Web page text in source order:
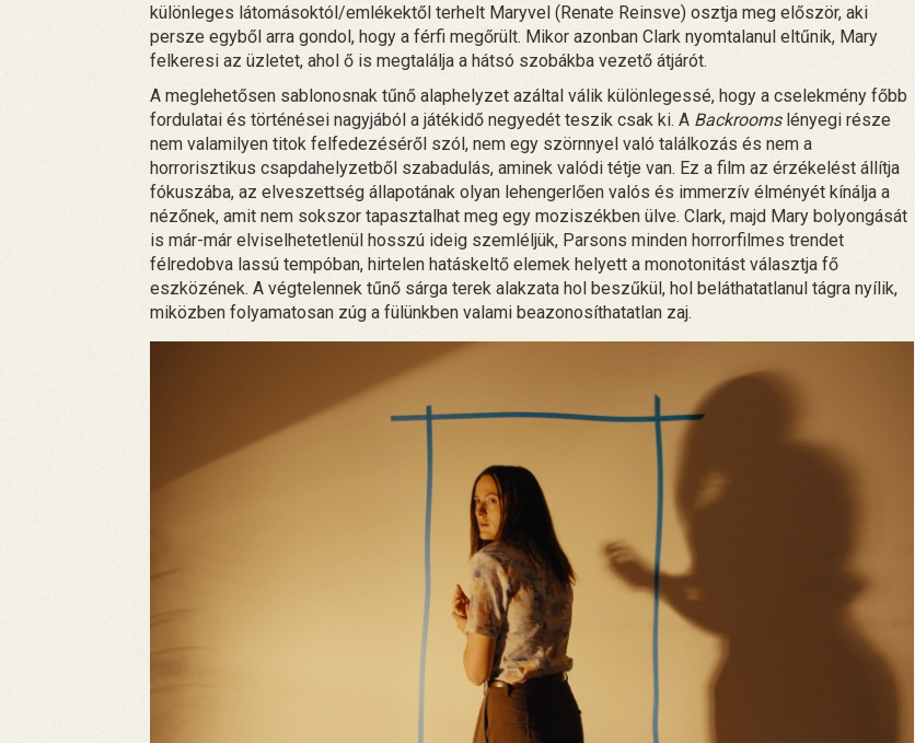
különleges látomásoktól/emlékektől terhelt Maryvel (Renate Reinsve) osztja meg először, aki
persze egyből arra gondol, hogy a férfi megőrült. Mikor azonban Clark nyomtalanul eltűnik, Mary
felkeresi az üzletet, ahol ő is megtalálja a hátsó szobákba vezető átjárót.
A meglehetősen sablonosnak tűnő alaphelyzet azáltal válik különlegessé, hogy a cselekmény főbb
fordulatai és történései nagyjából a játékidő negyedét teszik csak ki. A Backroomslényegi része
nem valamilyen titok felfedezéséről szól, nem egy szörnnyel való találkozás és nem a
horrorisztikus csapdahelyzetből szabadulás, aminek valódi tétje van. Ez a film az érzékelést állítja
fókuszába, az elveszettség állapotának olyan lehengerlően valós és immerzív élményét kínálja a
nézőnek, amit nem sokszor tapasztalhat meg egy moziszékben ülve. Clark, majd Mary bolyongását
is már-már elviselhetetlenül hosszú ideig szemléljük, Parsons minden horrorfilmes trendet
félredobva lassú tempóban, hirtelen hatáskeltő elemek helyett a monotonitást választja fő
eszközének. A végtelennek tűnő sárga terek alakzata hol beszűkül, hol beláthatatlanul tágra nyílik,
miközben folyamatosan zúg a fülünkben valami beazonosíthatatlan zaj.